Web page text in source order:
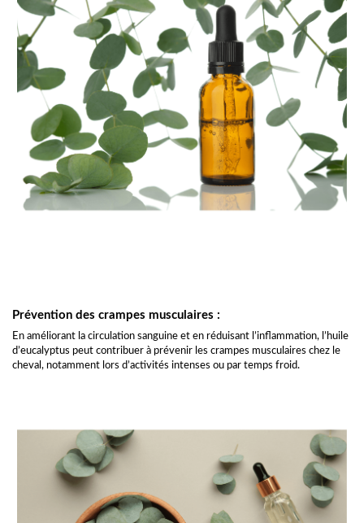
Prévention des crampes musculaires :
En améliorant la circulation sanguine et en réduisant l’inflammation, l’huile
d’eucalyptus peut contribuer à prévenir les crampes musculaires chez le
cheval, notamment lors d’activités intenses ou par temps froid.